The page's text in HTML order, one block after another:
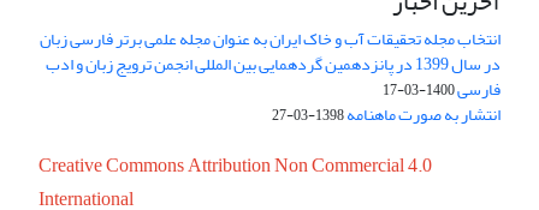
انتخاب مجله تحقیقات آب و خاک ایران به عنوان مجله علمی برتر فارسی زبان
در سال 1399 در پانزدهمین گردهمایی بین المللی انجمن ترویج زبان و ادب
فارسی1400-03-17
انتشار به صورت ماهنامه1398-03-27
Creative Commons Attribution Non Commercial 4.0
International